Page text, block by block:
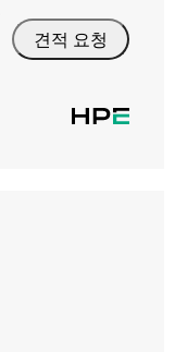
견적 요청